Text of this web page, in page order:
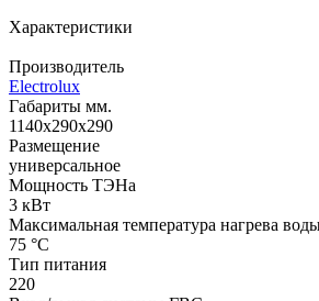
Характеристики
Производитель
Electrolux
Габариты мм.
1140х290х290
Размещение
универсальное
Мощность ТЭНа
3 кВт
Максимальная температура нагрева
75 °С
Тип питания
220